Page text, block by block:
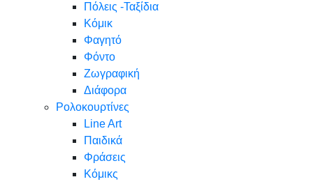
Πόλεις -Ταξίδια
Κόμικ
Φαγητό
Φόντο
Ζωγραφική
Διάφορα
Ρολοκουρτίνες
Line Art
Παιδικά
Φράσεις
Κόμικς